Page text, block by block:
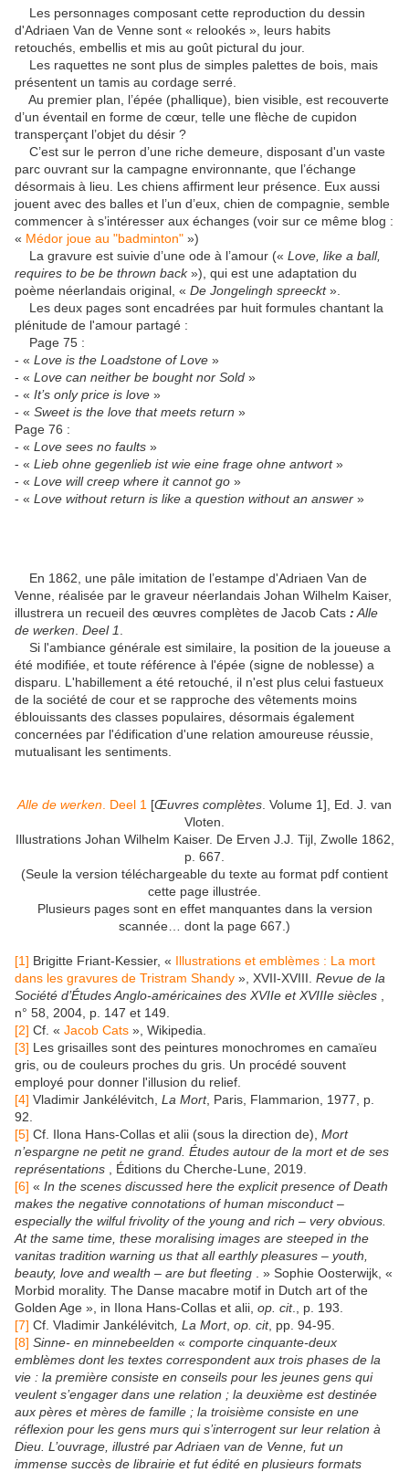
Les personnages composant cette reproduction du dessin
d'Adriaen Van de Venne sont « relookés », leurs habits
retouchés, embellis et mis au goût pictural du jour.
Les raquettes ne sont plus de simples palettes de bois, mais
présentent un tamis au cordage serré.
Au premier plan, l’épée (phallique), bien visible, est recouverte
d’un éventail en forme de cœur, telle une flèche de cupidon
transperçant l’objet du désir ?
C’est sur le perron d’une riche demeure, disposant d'un vaste
parc ouvrant sur la campagne environnante, que l’échange
désormais à lieu. Les chiens affirment leur présence. Eux aussi
jouent avec des balles et l’un d’eux, chien de compagnie, semble
commencer à s’intéresser aux échanges (voir sur ce même blog :
« Médor joue au "badminton" »)
La gravure est suivie d’une ode à l’amour (« Love, like a ball,
requires to be be thrown back»), qui est une adaptation du
poème néerlandais original, « De Jongelingh spreeckt».
Les deux pages sont encadrées par huit formules chantant la
plénitude de l'amour partagé :
Page 75 :
- « Love is the Loadstone of Love »
- « Love can neither be bought nor Sold »
- « It’s only price is love »
- « Sweet is the love that meets return »
Page 76 :
- « Love sees no faults »
- « Lieb ohne gegenlieb ist wie eine frage ohne antwort»
- « Love will creep where it cannot go »
- « Love without return is like a question without an answer »
En 1862, une pâle imitation de l’estampe d'Adriaen Van de
Venne, réalisée par le graveur néerlandais Johan Wilhelm Kaiser,
illustrera un recueil des œuvres complètes de Jacob Cats : Alle
de werken Deel 1
Si l'ambiance générale est similaire, la position de la joueuse a
été modifiée, et toute référence à l'épée (signe de noblesse) a
disparu. L'habillement a été retouché, il n'est plus celui fastueux
de la société de cour et se rapproche des vêtements moins
éblouissants des classes populaires, désormais également
concernées par l'édification d'une relation amoureuse réussie,
mutualisant les sentiments.
Alle de werken . Deel 1 [Œuvres complètes . Volume 1], Ed. J. van
Vloten.
Illustrations Johan Wilhelm Kaiser. De Erven J.J. Tijl, Zwolle 1862,
p. 667.
(Seule la version téléchargeable du texte au format pdf contient
cette page illustrée.
Plusieurs pages sont en effet manquantes dans la version
scannée… dont la page 667.)
[1] Brigitte Friant-Kessier, « Illustrations et emblèmes : La mort
dans les gravures de Tristram Shandy », XVII-XVIII. Revue de la
Société d’Études Anglo-américaines des XVIIe et XVIIIe siècles
n° 58, 2004, p. 147 et 149.
[2] Cf. « Jacob Cats », Wikipedia.
[3] Les grisailles sont des peintures monochromes en camaïeu
gris, ou de couleurs proches du gris. Un procédé souvent
employé pour donner l'illusion du relief.
[4] Vladimir Jankélévitch, La Mort, Paris, Flammarion, 1977, p.
92.
[5] Cf. Ilona Hans-Collas et alii (sous la direction de), Mort
n’espargne ne petit ne grand. Études autour de la mort et de ses
représentations
, Éditions du Cherche-Lune, 2019.
[6] « In the scenes discussed here the explicit presence of Death
makes the negative connotations of human misconduct –
especially the wilful frivolity of the young and rich – very obvious.
At the same time, these moralising images are steeped in the
vanitas tradition warning us that all earthly pleasures – youth,
beauty, love and wealth – are but fleeting
. » Sophie Oosterwijk, «
Morbid morality. The Danse macabre motif in Dutch art of the
Golden Age », in Ilona Hans-Collas et alii, op. cit., p. 193.
[7] Cf. Vladimir Jankélévitch , La Mort, op. cit, pp. 94-95.
[8] Sinne- en minnebeelden « comporte cinquante-deux
emblèmes dont les textes correspondent aux trois phases de la
vie : la première consiste en conseils pour les jeunes gens qui
veulent s’engager dans une relation ; la deuxième est destinée
aux pères et mères de famille ; la troisième consiste en une
réflexion pour les gens murs qui s’interrogent sur leur relation à
Dieu. L’ouvrage, illustré par Adriaen van de Venne, fut un
immense succès de librairie et fut édité en plusieurs formats